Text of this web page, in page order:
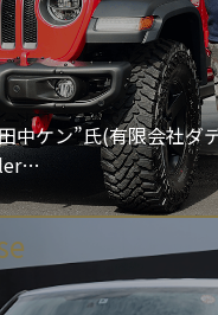
中ケン”氏(有限会社ダ